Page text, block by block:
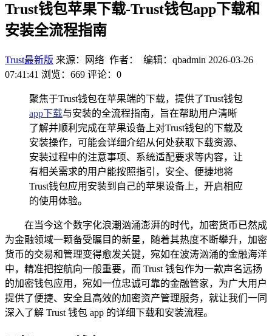
Trust钱包苹果下载-Trust钱包app下载和
安装全流程指南
Trust最新版 来源：网络 作者： 编辑：qbadmin 2026-03-26
07:41:41 浏览：669 评论：0
聚焦于Trust钱包在苹果端的下载，提供了Trust钱包
app下载与安装的全流程指南，旨在帮助用户清晰
了解并顺利完成在苹果设备上对Trust钱包的下载及
安装操作，可能会详细介绍从何处获取下载资源、
安装过程中的注意事项、系统适配要求等内容，让
有相关需求的用户能按照指引，安全、便捷地将
Trust钱包应用安装到自己的苹果设备上，开启相应
的使用体验。
在当今这个数字化浪潮汹涌澎湃的时代，加密货币已然成
为金融领域一颗备受瞩目的新星，随着其热度不断攀升，加密
货币的交易和管理变得愈发关键，宛如在波涛汹涌的金融海洋
中，精准把控航向一般重要，而 Trust 钱包作为一款声名远扬
的加密钱包应用，宛如一位忠诚可靠的金融管家，为广大用户
提供了便捷、安全且高效的加密资产管理服务，就让我们一同
深入了解 Trust 钱包 app 的详细下载和安装流程。